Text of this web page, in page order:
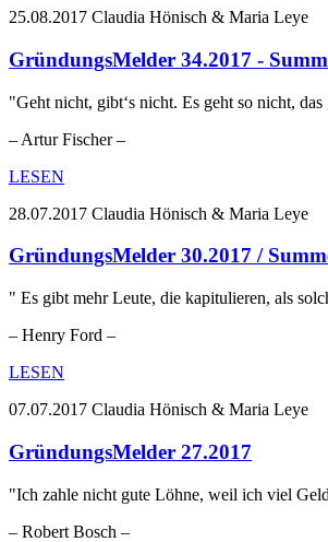
25.08.2017 Claudia Hönisch & Maria Leye
GründungsMelder 34.2017 -
"Geht nicht, gibt‘s nicht. Es geht so nicht, das
– Artur Fischer –
LESEN
28.07.2017 Claudia Hönisch & Maria Leye
GründungsMelder 30.2017 /
" Es gibt mehr Leute, die kapitulieren, als
– Henry Ford –
LESEN
07.07.2017 Claudia Hönisch & Maria Leye
GründungsMelder 27.2017
"Ich zahle nicht gute Löhne, weil ich viel
– Robert Bosch –